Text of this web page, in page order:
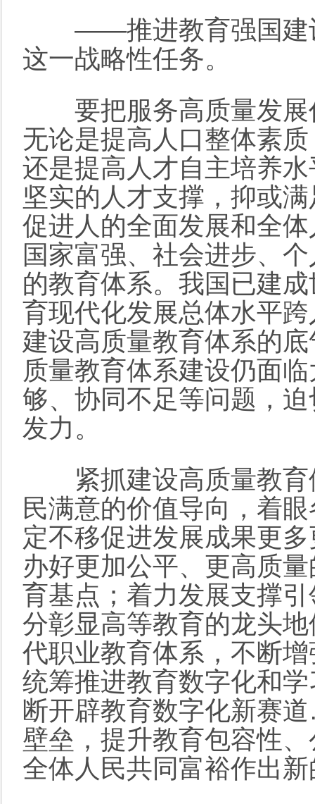
——推进教育强国建设
这一战略性任务。
要把服务高质量发展
无论是提高人口整体素
还是提高人才自主培养
坚实的人才支撑，抑或
促进人的全面发展和全
国家富强、社会进步、
的教育体系。我国已建
育现代化发展总体水平
建设高质量教育体系的
质量教育体系建设仍面
够、协同不足等问题，
发力。
紧抓建设高质量教育
民满意的价值导向，着
定不移促进发展成果更
办好更加公平、更高质
育基点；着力发展支撑
分彰显高等教育的龙头
代职业教育体系，不断
统筹推进教育数字化和
断开辟教育数字化新赛
壁垒，提升教育包容性
全体人民共同富裕作出